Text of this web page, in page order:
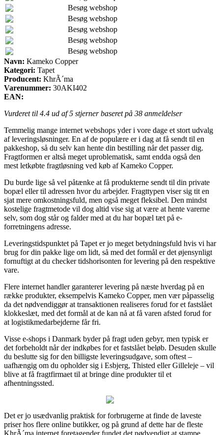
Besøg webshop
Besøg webshop
Besøg webshop
Besøg webshop
Besøg webshop
Navn: Kameko Copper
Kategori: Tapet
Producent: KhrÃ´ma
Varenummer: 30AKI402
EAN:
Vurderet til 4.4 ud af 5 stjerner baseret på 38 anmeldelser
Temmelig mange internet webshops yder i vore dage et stort udvalg
af leveringsløsninger. En af de populære er i dag at få sendt til en
pakkeshop, så du selv kan hente din bestilling når det passer dig.
Fragtformen er altså meget uproblematisk, samt endda også den
mest letkøbte fragtløsning ved køb af Kameko Copper.
Du burde lige så vel påtænke at få produkterne sendt til din private
bopæl eller til adressen hvor du arbejder. Fragttypen viser sig tit en
sjat mere omkostningsfuld, men også meget fleksibel. Den mindst
kostelige fragtmetode vil dog altid vise sig at være at hente varerne
selv, som dog står og falder med at du har bopæl tæt på e-
forretningens adresse.
Leveringstidspunktet på Tapet er jo meget betydningsfuld hvis vi har
brug for din pakke lige om lidt, så med det formål er det øjensynligt
fornuftigt at du checker tidshorisonten for levering på den respektive
vare.
Flere internet handler garanterer levering på næste hverdag på en
række produkter, eksempelvis Kameko Copper, men vær påpasselig
da det nødvendiggør at transaktionen realiseres forud for et fastslået
klokkeslæt, med det formål at de kan nå at få varen afsted forud for
at logistikmedarbejderne får fri.
Visse e-shops i Danmark byder på fragt uden gebyr, men typisk er
det forbeholdt når der indkøbes for et fastslået beløb. Desuden skulle
du beslutte sig for den billigste leveringsudgave, som oftest –
uafhængig om du opholder sig i Esbjerg, Thisted eller Gilleleje – vil
blive at få fragtfirmaet til at bringe dine produkter til et
afhentningssted.
Det er jo usædvanlig praktisk for forbrugerne at finde de laveste
priser hos flere online butikker, og på grund af dette har de fleste
KhrÃ´ma internet foretagender fundet det nødvendigt at stampe